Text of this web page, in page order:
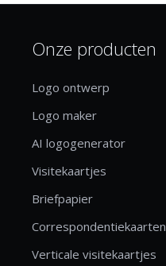
Onze producten
Logo ontwerp
Logo maker
AI logogenerator
Visitekaartjes
Briefpapier
Correspondentiekaarten
Verticale visitekaartjes